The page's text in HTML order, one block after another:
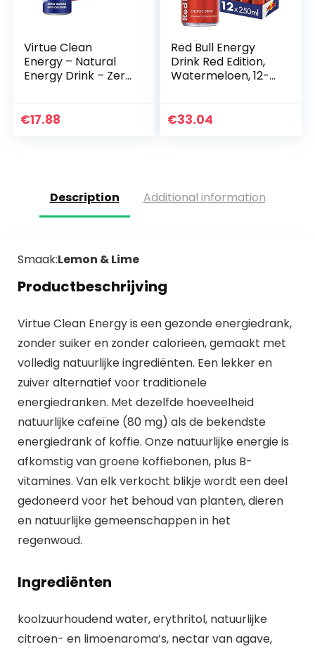
Virtue Clean
Energy – Natural
Energy Drink – Zero
12x250ml)
€17.88
Red Bull Energy
Drink Red Edition,
Watermeloen, 12-
Frisse
€33.04
Description Additional information
Smaak:Lemon & Lime
Productbeschrijving
Virtue Clean Energy is een gezonde energiedrank,
zonder suiker en zonder calorieën, gemaakt met
volledig natuurlijke ingrediënten. Een lekker en
zuiver alternatief voor traditionele
energiedranken. Met dezelfde hoeveelheid
natuurlijke cafeïne (80 mg) als de bekendste
energiedrank of koffie. Onze natuurlijke energie is
afkomstig van groene koffiebonen, plus B-
vitamines. Van elk verkocht blikje wordt een deel
gedoneerd voor het behoud van planten, dieren
en natuurlijke gemeenschappen in het
regenwoud.
Ingrediënten
koolzuurhoudend water, erythritol, natuurlijke
citroen- en limoenaroma’s, nectar van agave,